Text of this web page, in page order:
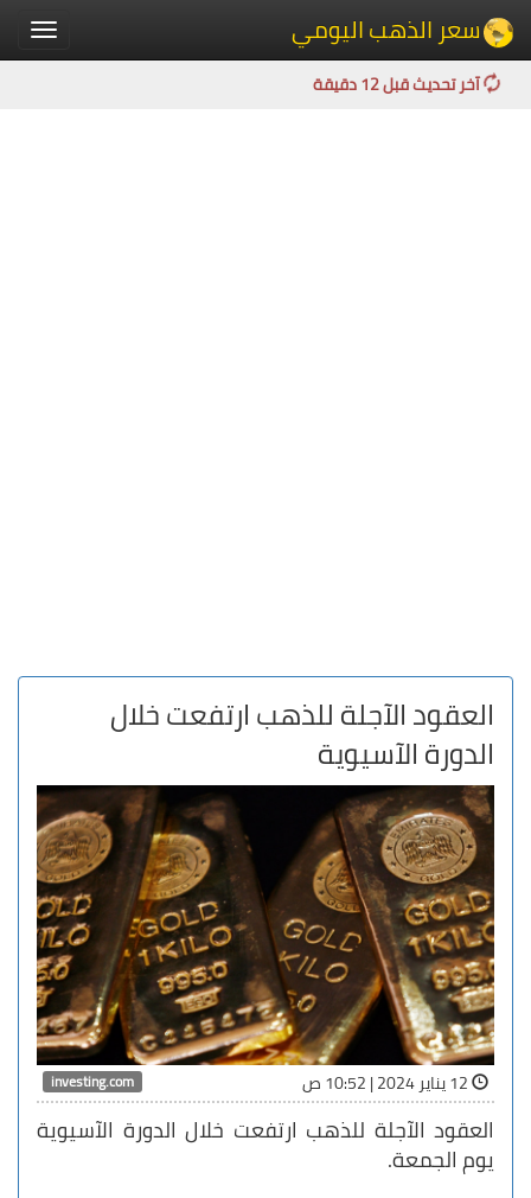
Toggle سعر الذهب اليومي
آخر تحديث قبل 12 دقيقة
العقود الآجلة للذهب ارتفعت خلال
الدورة الآسيوية
investing.com
العقود الآجلة للذهب ارتفعت خلال الدورة الآسيوية
يوم الجمعة.